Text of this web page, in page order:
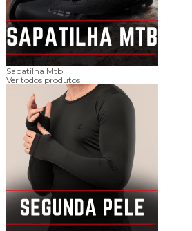
Sapatilha Mtb
Ver todos produtos